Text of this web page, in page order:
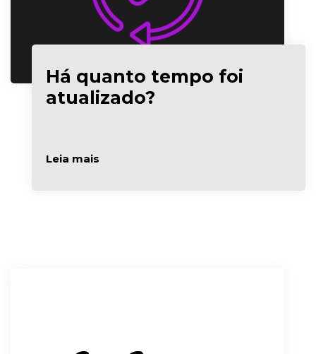
Há quanto tempo foi
atualizado?
Leia mais